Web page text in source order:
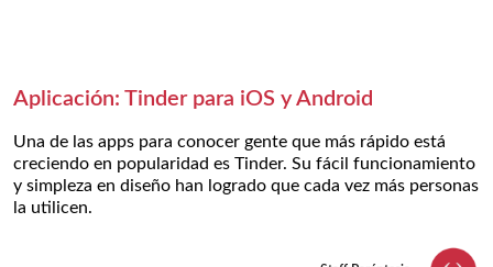
Aplicación: Tinder para iOS y Android
Una de las apps para conocer gente que más rápido está
creciendo en popularidad es Tinder. Su fácil funcionamiento
y simpleza en diseño han logrado que cada vez más personas
la utilicen.